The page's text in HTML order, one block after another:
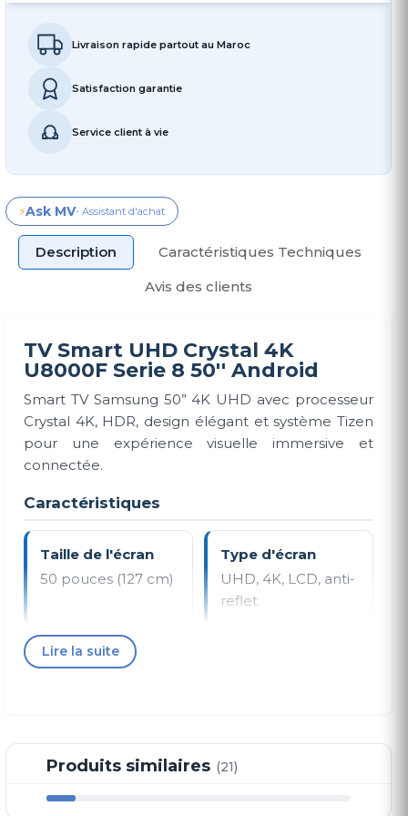
Livraison rapide partout au Maroc
Satisfaction garantie
Service client à vie
⚡Ask MV- Assistant d'achat
Description
Caractéristiques Techniques
Avis des clients
TV Smart UHD Crystal 4K
U8000F Serie 8 50'' Android
Smart TV Samsung 50” 4K UHD avec processeur
Crystal 4K, HDR, design élégant et système Tizen
pour une expérience visuelle immersive et
connectée.
Caractéristiques
Taille de l'écran
50 pouces (127 cm)
Type d'écran
UHD, 4K, LCD, anti-
reflet
Processeur
Système
Connectivité
Lire la suite
Produits similaires (21)